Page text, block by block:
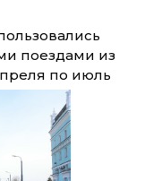
поездами из
по июль